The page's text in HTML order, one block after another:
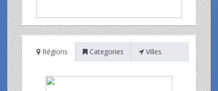
Régions Categories Villes